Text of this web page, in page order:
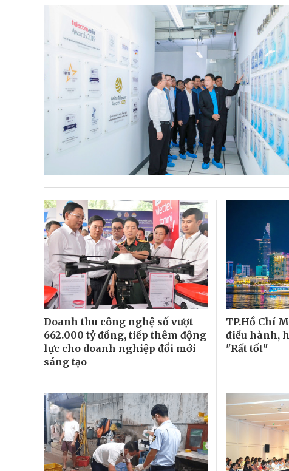
Doanh thu công nghệ số vượt
662.000 tỷ đồng, tiếp thêm động
lực cho doanh nghiệp đổi mới
sáng tạo
TP.Hồ Chí
điều hành,
"Rất tốt"